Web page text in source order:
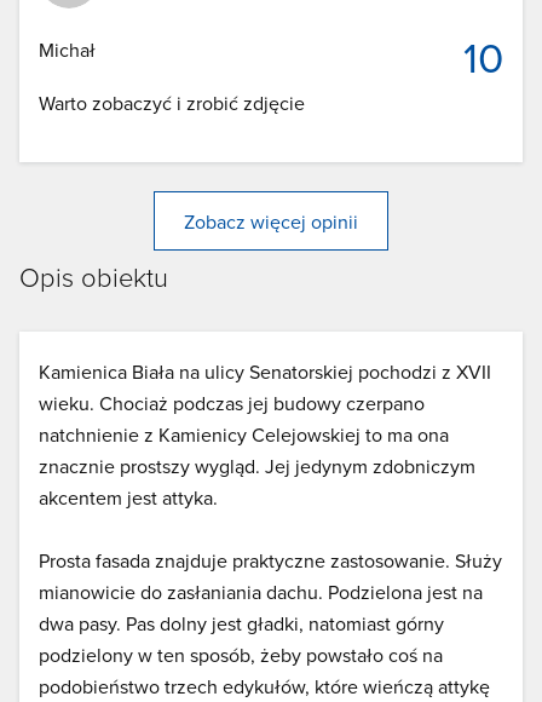
10
Michał
Warto zobaczyć i zrobić zdjęcie
Zobacz więcej opinii
Opis obiektu
Kamienica Biała na ulicy Senatorskiej pochodzi z XVII
wieku. Chociaż podczas jej budowy czerpano
natchnienie z Kamienicy Celejowskiej to ma ona
znacznie prostszy wygląd. Jej jedynym zdobniczym
akcentem jest attyka.
Prosta fasada znajduje praktyczne zastosowanie. Służy
mianowicie do zasłaniania dachu. Podzielona jest na
dwa pasy. Pas dolny jest gładki, natomiast górny
podzielony w ten sposób, żeby powstało coś na
podobieństwo trzech edykułów, które wieńczą attykę